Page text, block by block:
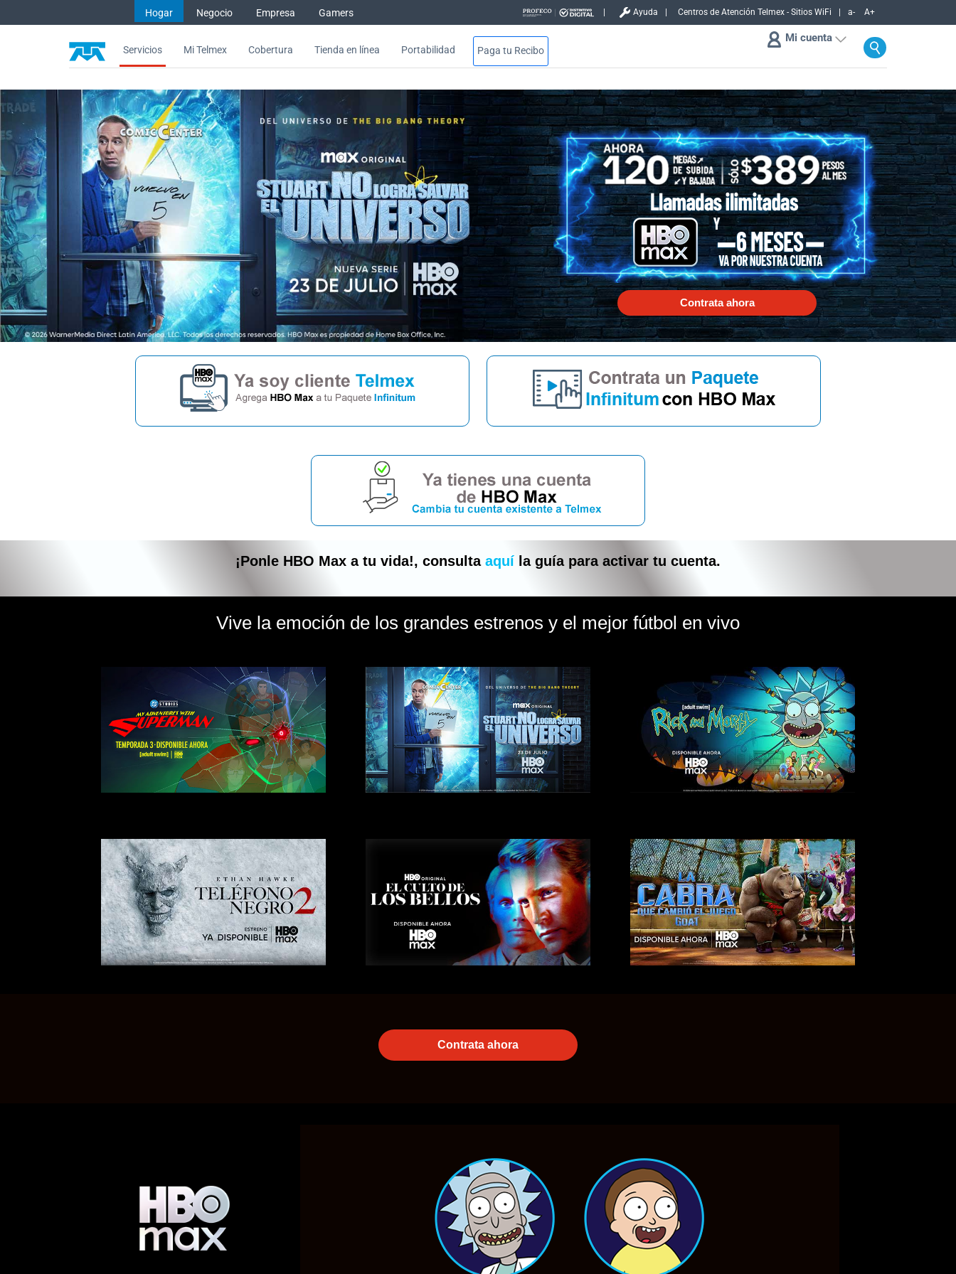
Hogar Negocio Empresa Gamers Ayuda Centros de Atención Telmex - Sitios WiFi a- A+
Servicios Mi Telmex Cobertura Tienda en línea Portabilidad Paga tu Recibo
Mi cuenta
Disfruta HBO Max a precio preferencial con Telmex - Hogar
Contrata ahora
¡Ponle HBO Max a tu vida!, consulta aquí la guía para activar tu cuenta.
Vive la emoción de los grandes estrenos y el mejor fútbol en vivo
Contrata ahora